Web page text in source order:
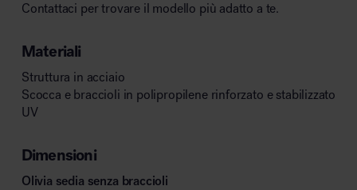
Contattaci per trovare il modello più adatto a te.
Materiali
Struttura in acciaio
Scocca e braccioli in polipropilene rinforzato e stabilizzato
UV
Dimensioni
Olivia sedia senza braccioli